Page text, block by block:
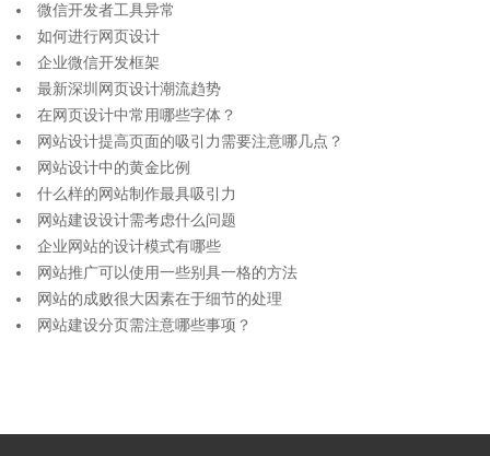
微信开发者工具异常
如何进行网页设计
企业微信开发框架
最新深圳网页设计潮流趋势
在网页设计中常用哪些字体？
网站设计提高页面的吸引力需要注意哪几点？
网站设计中的黄金比例
什么样的网站制作最具吸引力
网站建设设计需考虑什么问题
企业网站的设计模式有哪些
网站推广可以使用一些别具一格的方法
网站的成败很大因素在于细节的处理
网站建设分页需注意哪些事项？